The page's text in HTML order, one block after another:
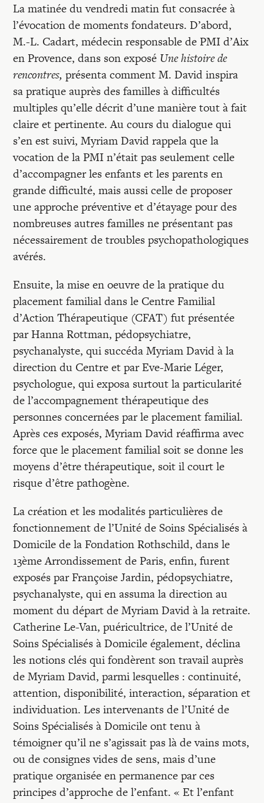
La matinée du vendredi matin fut consacrée à
l’évocation de moments fondateurs. D’abord,
M.-L. Cadart, médecin responsable de PMI d’Aix
en Provence, dans son exposé Une histoire de
rencontres, présenta comment M. David inspira
sa pratique auprès des familles à difficultés
multiples qu’elle décrit d’une manière tout à fait
claire et pertinente. Au cours du dialogue qui
s’en est suivi, Myriam David rappela que la
vocation de la PMI n’était pas seulement celle
d’accompagner les enfants et les parents en
grande difficulté, mais aussi celle de proposer
une approche préventive et d’étayage pour des
nombreuses autres familles ne présentant pas
nécessairement de troubles psychopathologiques
avérés.
Ensuite, la mise en oeuvre de la pratique du
placement familial dans le Centre Familial
d’Action Thérapeutique (CFAT) fut présentée
par Hanna Rottman, pédopsychiatre,
psychanalyste, qui succéda Myriam David à la
direction du Centre et par Eve-Marie Léger,
psychologue, qui exposa surtout la particularité
de l’accompagnement thérapeutique des
personnes concernées par le placement familial.
Après ces exposés, Myriam David réaffirma avec
force que le placement familial soit se donne les
moyens d’être thérapeutique, soit il court le
risque d’être pathogène.
La création et les modalités particulières de
fonctionnement de l’Unité de Soins Spécialisés à
Domicile de la Fondation Rothschild, dans le
13ème Arrondissement de Paris, enfin, furent
exposés par Françoise Jardin, pédopsychiatre,
psychanalyste, qui en assuma la direction au
moment du départ de Myriam David à la retraite.
Catherine Le-Van, puéricultrice, de l’Unité de
Soins Spécialisés à Domicile également, déclina
les notions clés qui fondèrent son travail auprès
de Myriam David, parmi lesquelles : continuité,
attention, disponibilité, interaction, séparation et
individuation. Les intervenants de l’Unité de
Soins Spécialisés à Domicile ont tenu à
témoigner qu’il ne s’agissait pas là de vains mots,
ou de consignes vides de sens, mais d’une
pratique organisée en permanence par ces
principes d’approche de l’enfant. « Et l’enfant